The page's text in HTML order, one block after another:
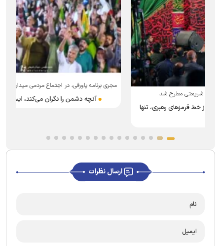
مجری برنامه پاورقی، در اجتماع مردمی میدان شریعتی:
آنچه دشمن را نگران می‌کند، ایستادگی مردم ایران است
ارسال نظرات